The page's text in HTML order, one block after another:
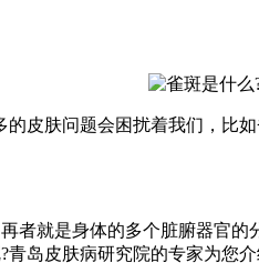
皮肤问题会困扰着我们，
者就是身体的多个脏腑器官
岛皮肤病研究院的专家为您介